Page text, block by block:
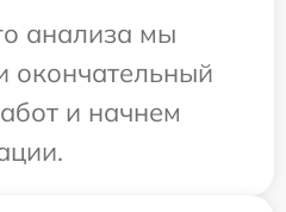
анализа мы
окончательный
и начнем